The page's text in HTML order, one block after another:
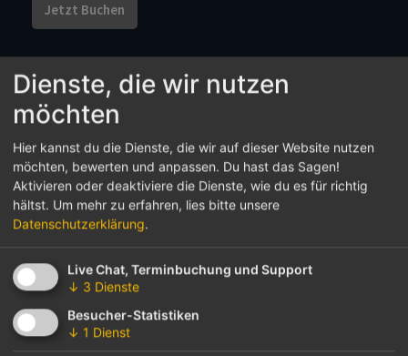
Jetzt Buchen
Communi für dich
Gemeinden
Kommunen
Vereine
Organisationen
Über Communi
Team
Kontakt
Karriere
Dienste, die wir nutzen
möchten
Hier kannst du die Dienste, die wir auf dieser Website nutzen
möchten, bewerten und anpassen. Du hast das Sagen!
Aktivieren oder deaktiviere die Dienste, wie du es für richtig
hältst. Um mehr zu erfahren, lies bitte unsere
Datenschutzerklärung.
Live Chat, Terminbuchung und Support
↓ 3 Dienste
Besucher-Statistiken
↓ 1 Dienst